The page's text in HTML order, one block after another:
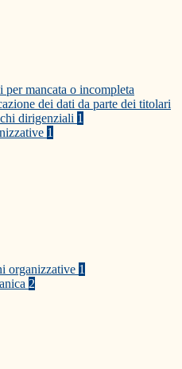
per mancata o incompleta
dei dati da parte dei titolari
dirigenziali 1
1
organizzative 1
2